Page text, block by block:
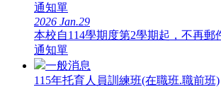
通知單
2026 Jan.29
本校自114學期度第2學期起，不再郵
通知單
一般消息
115年托育人員訓練班(在職班.職前班)